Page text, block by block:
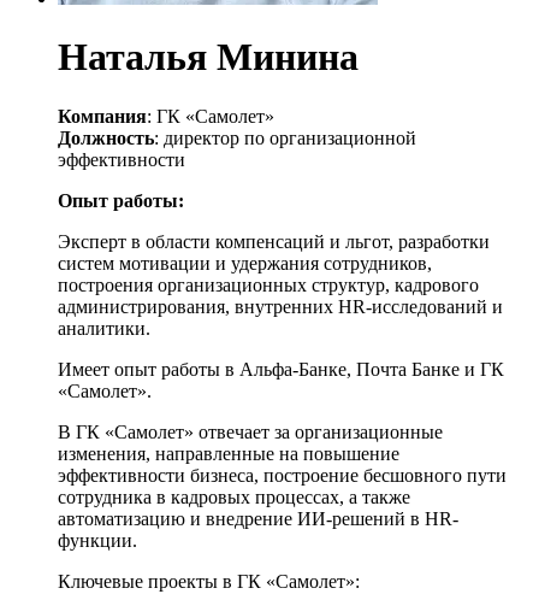
Наталья Минина
Компания: ГК «Самолет»
Должность: директор по организационной
эффективности
Опыт работы:
Эксперт в области компенсаций и льгот, разработки
систем мотивации и удержания сотрудников,
построения организационных структур, кадрового
администрирования, внутренних HR-исследований и
аналитики.
Имеет опыт работы в Альфа-Банке, Почта Банке и ГК
«Самолет».
В ГК «Самолет» отвечает за организационные
изменения, направленные на повышение
эффективности бизнеса, построение бесшовного пути
сотрудника в кадровых процессах, а также
автоматизацию и внедрение ИИ-решений в HR-
функции.
Ключевые проекты в ГК «Самолет»: